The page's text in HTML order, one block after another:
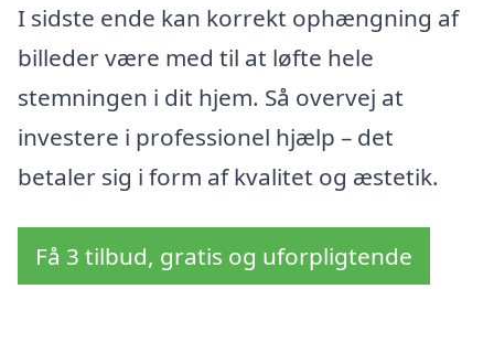
I sidste ende kan korrekt ophængning af
billeder være med til at løfte hele
stemningen i dit hjem. Så overvej at
investere i professionel hjælp – det
betaler sig i form af kvalitet og æstetik.
Få 3 tilbud, gratis og uforpligtende